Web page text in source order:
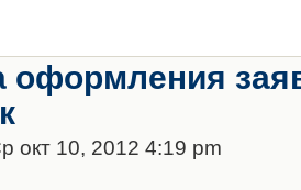
оформления
окт 10, 2012 4:19 pm